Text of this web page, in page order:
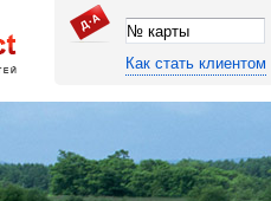
Как стать клиентом